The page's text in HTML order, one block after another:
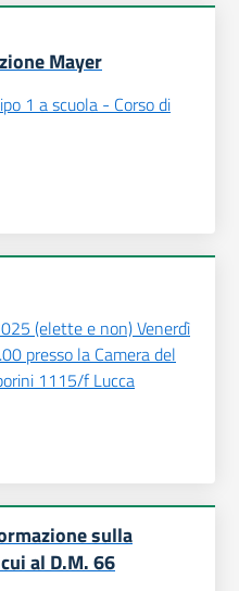
Mayer
1 a scuola - Corso di
(elette e non) Venerdì
presso la Camera del
1115/f Lucca
sulla
al D.M. 66